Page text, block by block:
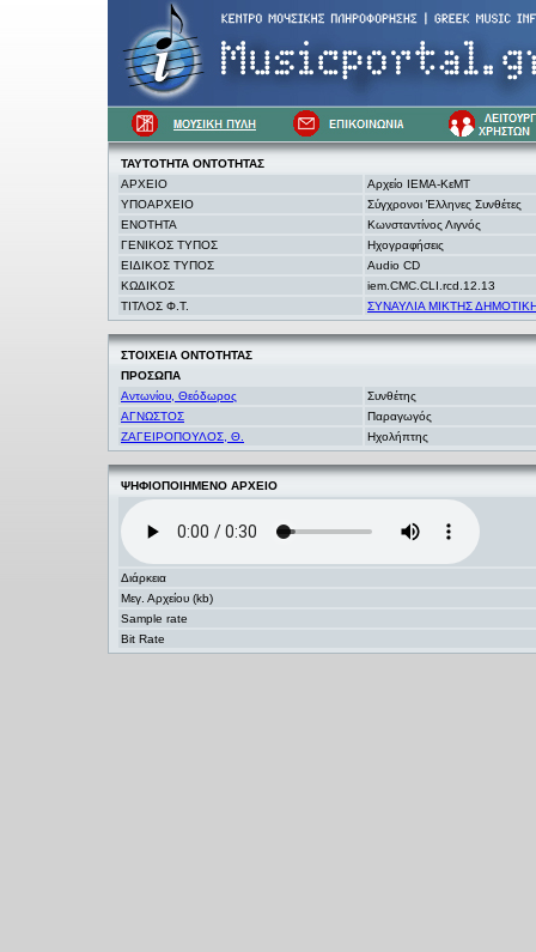
ΤΑΥΤΟΤΗΤΑ ΟΝΤΟΤΗΤΑΣ
ΑΡΧΕΙΟ
Αρχείο ΙΕΜΑ-ΚεΜΤ
ΥΠΟΑΡΧΕΙΟ
Σύγχρονοι Έλληνες Συνθέτες
ΕΝΟΤΗΤΑ
Κωνσταντίνος Λιγνός
ΓΕΝΙΚΟΣ ΤΥΠΟΣ
Ηχογραφήσεις
ΕΙΔΙΚΟΣ ΤΥΠΟΣ
Audio CD
ΚΩΔΙΚΟΣ
iem.CMC.CLI.rcd.12.13
ΤΙΤΛΟΣ Φ.Τ.
ΣΥΝΑΥΛΙΑ ΜΙΚΤΗΣ
ΣΤΟΙΧΕΙΑ ΟΝΤΟΤΗΤΑΣ
ΠΡΟΣΩΠΑ
Αντωνίου, Θεόδωρος
Συνθέτης
ΑΓΝΩΣΤΟΣ
Παραγωγός
ΖΑΓΕΙΡΟΠΟΥΛΟΣ, Θ.
Ηχολήπτης
ΨΗΦΙΟΠΟΙΗΜΕΝΟ ΑΡΧΕΙΟ
Διάρκεια
Μεγ. Αρχείου (kb)
Sample rate
Bit Rate